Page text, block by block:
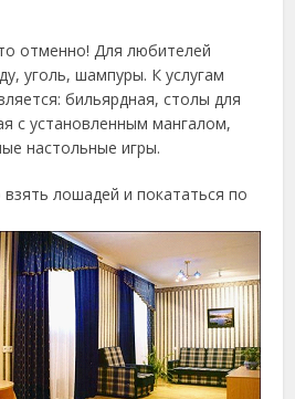
отменно! Для любителей
уголь, шампуры. К услугам
бильярдная, столы для
с установленным мангалом,
настольные игры.
лошадей и покататься по